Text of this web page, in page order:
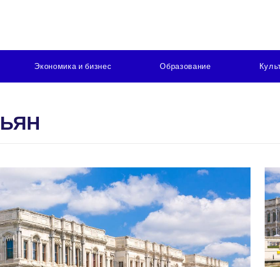
Экономика и бизнес Образование